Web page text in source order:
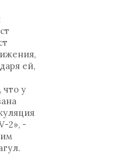
ей,
что у
2», -